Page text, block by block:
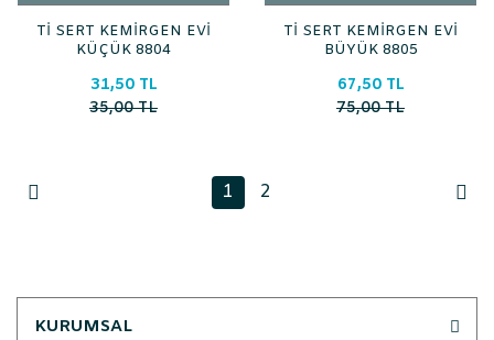
Tİ SERT KEMİRGEN EVİ
KÜÇÜK 8804
31,50 TL
35,00 TL
Tİ SERT KEMİRGEN EVİ
BÜYÜK 8805
67,50 TL
75,00 TL
1 2
KURUMSAL